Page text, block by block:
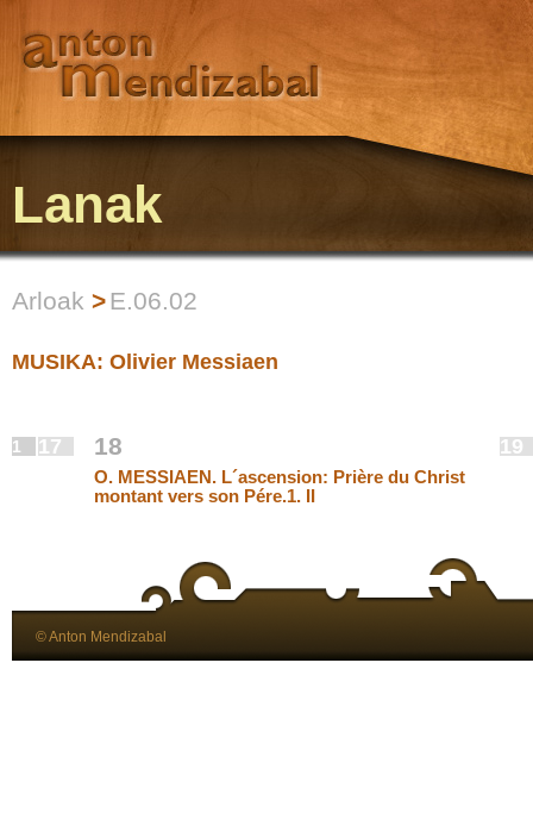
Lanak
Arloak >E.06.02
MUSIKA: Olivier Messiaen
1 17 18
O. MESSIAEN. L´ascension: Prière du Christ
montant vers son Pére.1. II
19
© Anton Mendizabal